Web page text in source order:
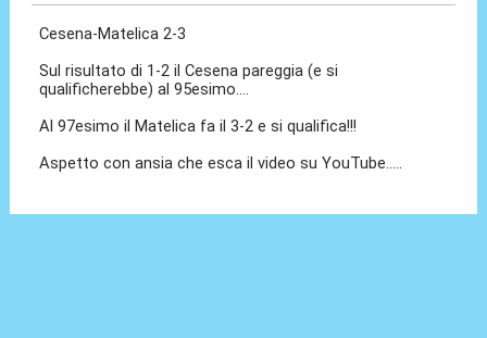
Cesena-Matelica 2-3
Sul risultato di 1-2 il Cesena pareggia (e si
qualificherebbe) al 95esimo....
Al 97esimo il Matelica fa il 3-2 e si qualifica!!!
Aspetto con ansia che esca il video su YouTube.....